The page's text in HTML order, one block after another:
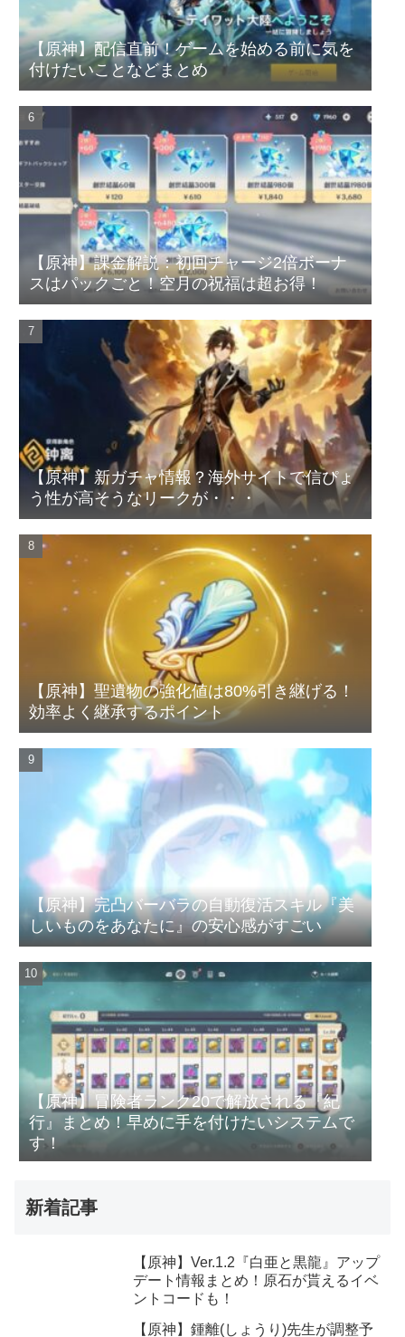
【原神】配信直前！ゲームを始める前に気を
付けたいことなどまとめ
【原神】課金解説：初回チャージ2倍ボーナ
スはパックごと！空月の祝福は超お得！
【原神】新ガチャ情報？海外サイトで信ぴょ
う性が高そうなリークが・・・
【原神】聖遺物の強化値は80%引き継げる！
効率よく継承するポイント
【原神】完凸バーバラの自動復活スキル『美
しいものをあなたに』の安心感がすごい
【原神】冒険者ランク20で解放される『紀
行』まとめ！早めに手を付けたいシステムで
す！
新着記事
【原神】Ver.1.2『白亜と黒龍』アップ
デート情報まとめ！原石が貰えるイベ
ントコードも！
【原神】鍾離(しょうり)先生が調整予